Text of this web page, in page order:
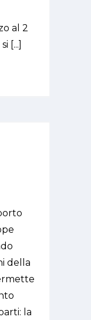
al 2
[...]
della
la